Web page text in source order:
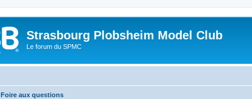
Strasbourg Plobsheim Model Club
Le forum du SPMC
Foire aux questions